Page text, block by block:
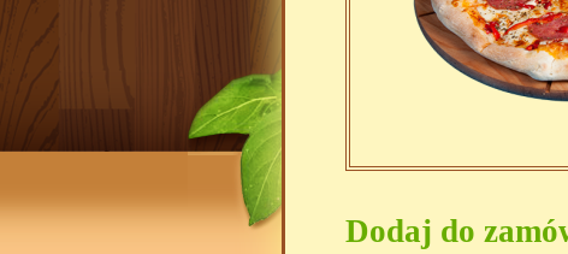
Dodaj do